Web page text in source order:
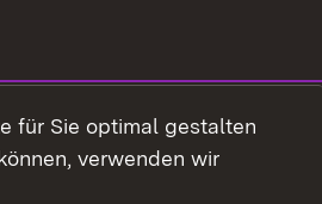
für Sie optimal gestalten
verwenden wir